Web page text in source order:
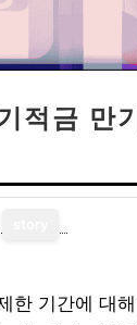
적금 만
한 기간에 대